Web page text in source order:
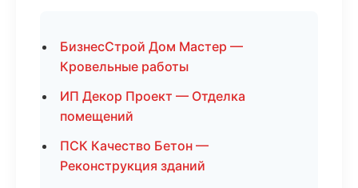
БизнесСтрой Дом Мастер —
Кровельные работы
ИП Декор Проект — Отделка
помещений
ПСК Качество Бетон —
Реконструкция зданий